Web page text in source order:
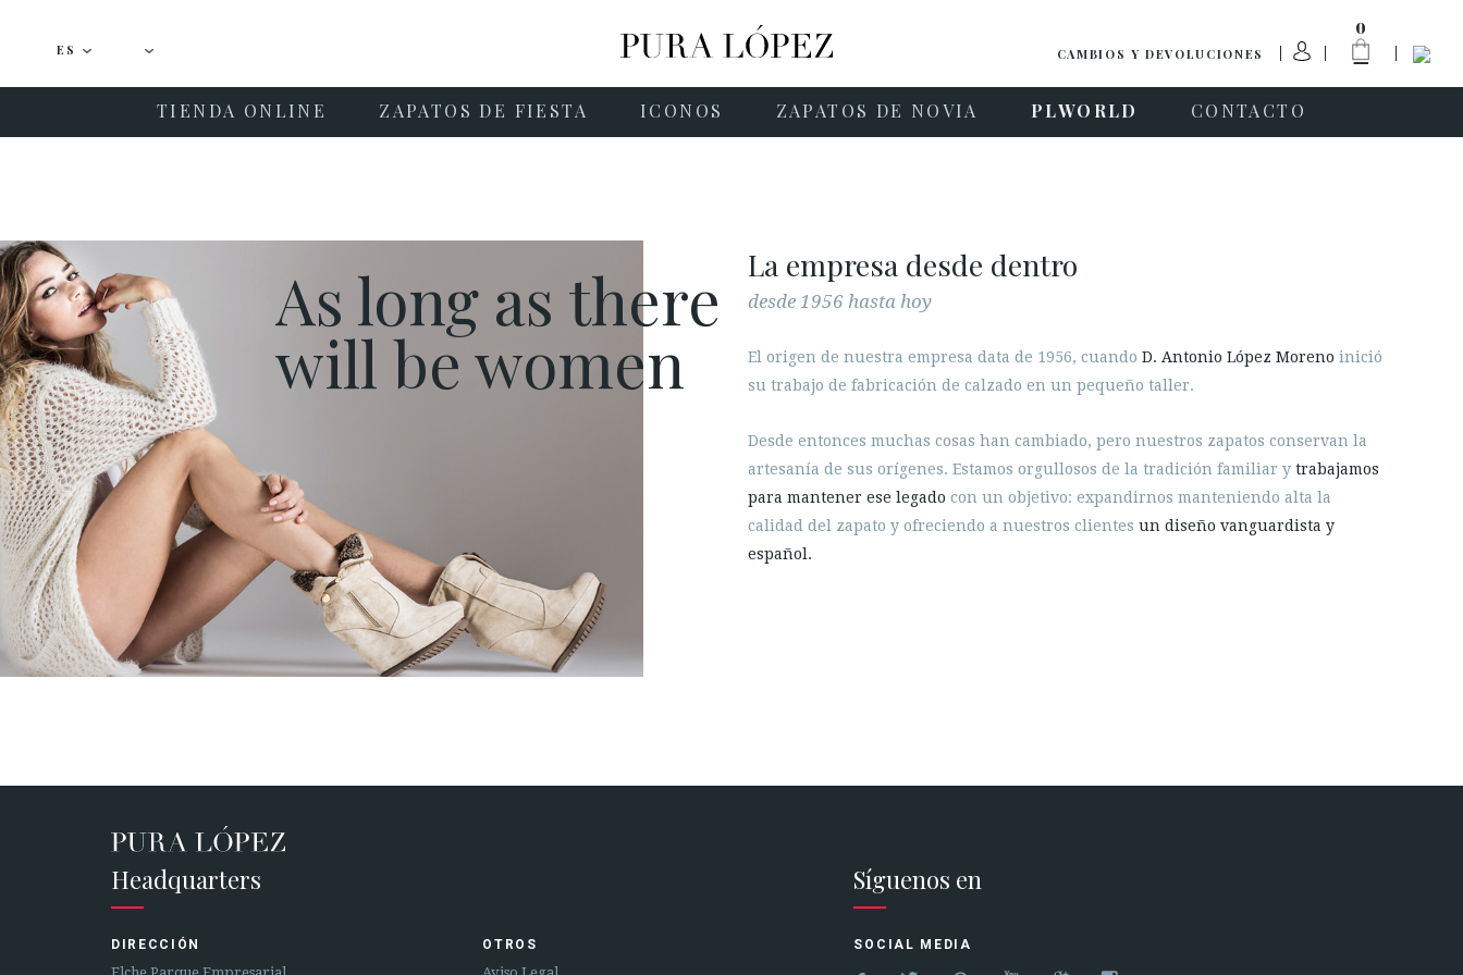
ES CAMBIOS Y DEVOLUCIONES
0
TIENDA ONLINE ZAPATOS DE FIESTA ICONOS ZAPATOS DE NOVIA PLWORLD CONTACTO
As long as there
will be women
La empresa desde dentro
desde 1956 hasta hoy
El origen de nuestra empresa data de 1956, cuando D. Antonio López Moreno inició
su trabajo de fabricación de calzado en un pequeño taller.
Desde entonces muchas cosas han cambiado, pero nuestros zapatos conservan la
artesanía de sus orígenes. Estamos orgullosos de la tradición familiar y trabajamos
para mantener ese legado con un objetivo: expandirnos manteniendo alta la
calidad del zapato y ofreciendo a nuestros clientes un diseño vanguardista y
español.
Headquarters
DIRECCIÓN OTROS
Síguenos en
SOCIAL MEDIA